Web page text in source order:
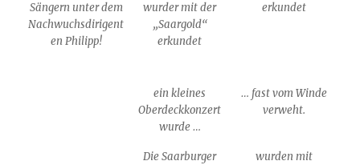
Sängern unter dem
Nachwuchsdirigent
en Philipp!
wurder mit der
„Saargold“
erkundet
erkundet
ein kleines
Oberdeckkonzert
wurde …
… fast vom Winde
verweht.
Die Saarburger
wurden mit